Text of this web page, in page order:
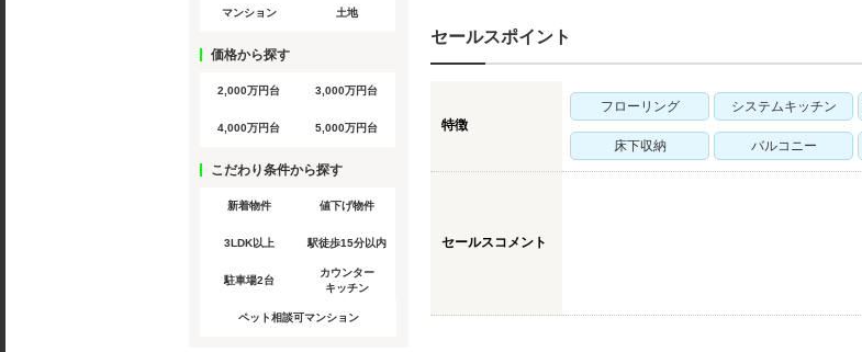
セールスポイント
特徴
フローリング システムキッチン
床下収納 バルコニー
セールスコメント
マンション 土地
価格から探す
2,000万円台 3,000万円台
4,000万円台 5,000万円台
こだわり条件から探す
新着物件 値下げ物件
3LDK以上 駅徒歩15分以内
駐車場2台
カウンター
キッチン
ペット相談可マンション